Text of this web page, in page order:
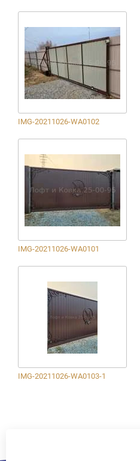
IMG-20211026-WA0102
IMG-20211026-WA0101
IMG-20211026-WA0103-1